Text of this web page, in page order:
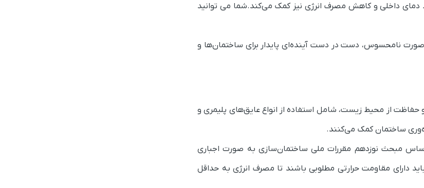
دمای داخلی و کاهش مصرف انرژی نیز کمک می‌کند.شما می توانید
نامحسوس، دست در دست آینده‌ای پایدار برای ساختمان‌ها و
حفاظت از محیط زیست، شامل استفاده از انواع عایق‌های پلیمری و
ساختمان کمک می‌کنند.
ساختمان بر اساس مبحث نوزدهم مقررات ملی ساختمان‌سازی به صورت اجباری
دارای مقاومت حرارتی مطلوبی باشند تا مصرف انرژی به حداقل